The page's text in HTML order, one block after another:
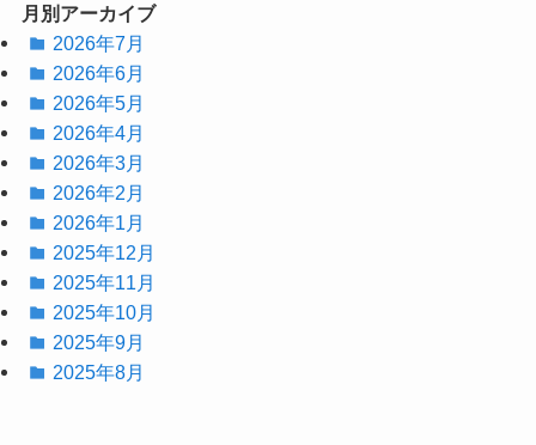
月別アーカイブ
2026年7月
2026年6月
2026年5月
2026年4月
2026年3月
2026年2月
2026年1月
2025年12月
2025年11月
2025年10月
2025年9月
2025年8月